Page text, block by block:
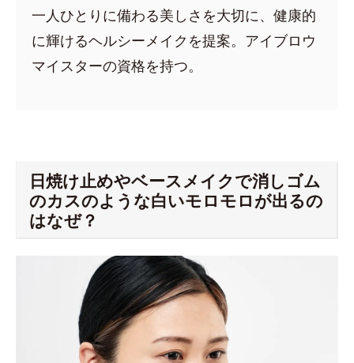
一人ひとりに備わる美しさを大切に、健康的
に輝けるヘルシーメイクを提案。アイブロウ
マイスターの資格を持つ。
日焼け止めやベースメイクで消しゴム
のカスのような白いモロモロが出るの
はなぜ？